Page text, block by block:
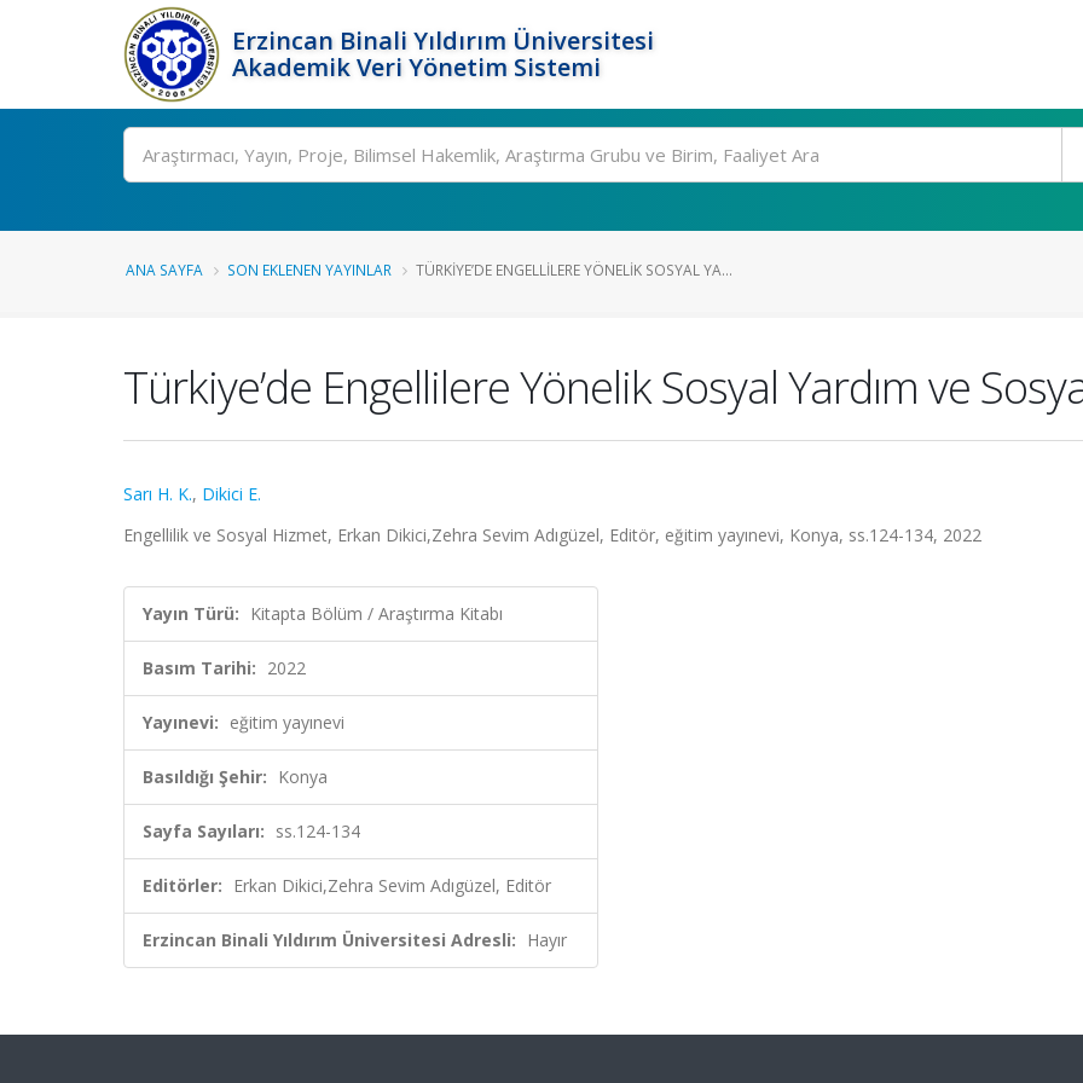
Erzincan Binali Yıldırım Üniversitesi
Akademik Veri Yönetim Sistemi
Ara
ANA SAYFA SON EKLENEN YAYINLAR TÜRKIYE’DE ENGELLILERE YÖNELIK SOSYAL YA...
Türkiye’de Engellilere Yönelik Sosyal Yardım ve
Sarı H. K., Dikici E.
Engellilik ve Sosyal Hizmet, Erkan Dikici,Zehra Sevim Adıgüzel, Editör, eğitim yayınevi, Konya, ss.124-134, 2022
Yayın Türü: Kitapta Bölüm / Araştırma Kitabı
Basım Tarihi: 2022
Yayınevi: eğitim yayınevi
Basıldığı Şehir: Konya
Sayfa Sayıları: ss.124-134
Editörler: Erkan Dikici,Zehra Sevim Adıgüzel, Editör
Erzincan Binali Yıldırım Üniversitesi Adresli: Hayır